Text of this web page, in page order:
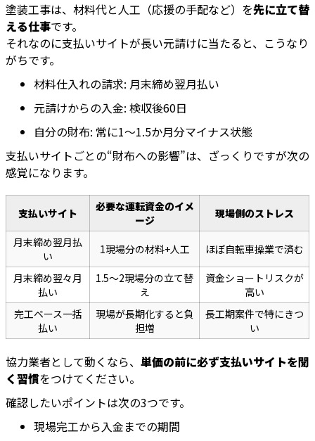
塗装工事は、材料代と人工（応援の手配など）を先に立て替
える仕事です。
それなのに支払いサイトが長い元請けに当たると、こうなり
がちです。
材料仕入れの請求: 月末締め翌月払い
元請けからの入金: 検収後60日
自分の財布: 常に1〜1.5か月分マイナス状態
支払いサイトごとの“財布への影響”は、ざっくりですが次の
感覚になります。
支払いサイト
必要な運転資金のイメ
ージ
現場側のストレス
月末締め翌月払
い
1現場分の材料+人工 ほぼ自転車操業で済む
月末締め翌々月
払い
1.5〜2現場分の立て替
え
資金ショートリスクが
高い
完工ベース一括
払い
現場が長期化すると負
担増
長工期案件で特にきつ
い
協力業者として動くなら、 単価の前に必ず支払いサイトを聞
く習慣をつけてください。
確認したいポイントは次の3つです。
現場完工から入金までの期間